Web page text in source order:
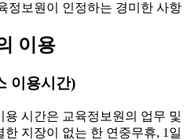
정보원이 인정하는 경미한 사항
이용
이용시간)
용 시간은 교육정보원의 업무 및
한 지장이 없는 한 연중무휴, 1일